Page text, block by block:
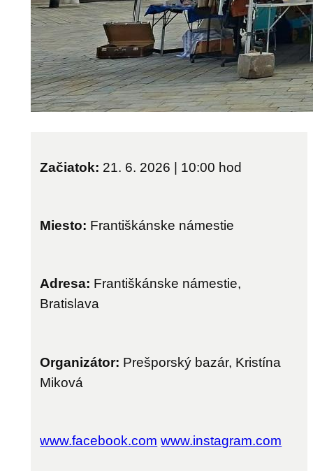
Začiatok: 21. 6. 2026 | 10:00 hod
Miesto: Františkánske námestie
Adresa: Františkánske námestie,
Bratislava
Organizátor: Prešporský bazár, Kristína
Miková
www.facebook.com www.instagram.com